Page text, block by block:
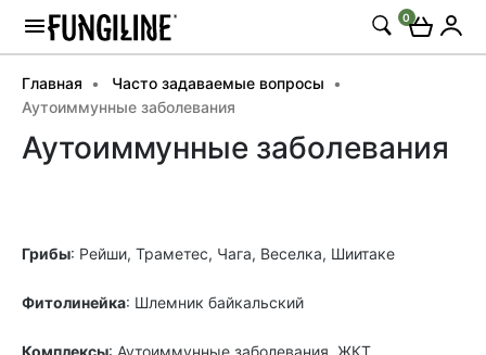
0
Главная
Часто задаваемые вопросы
Аутоиммунные заболевания
Аутоиммунные заболевания
Грибы: Рейши, Траметес, Чага, Веселка, Шиитаке
Фитолинейка: Шлемник байкальский
Комплексы: Аутоиммунные заболевания, ЖКТ